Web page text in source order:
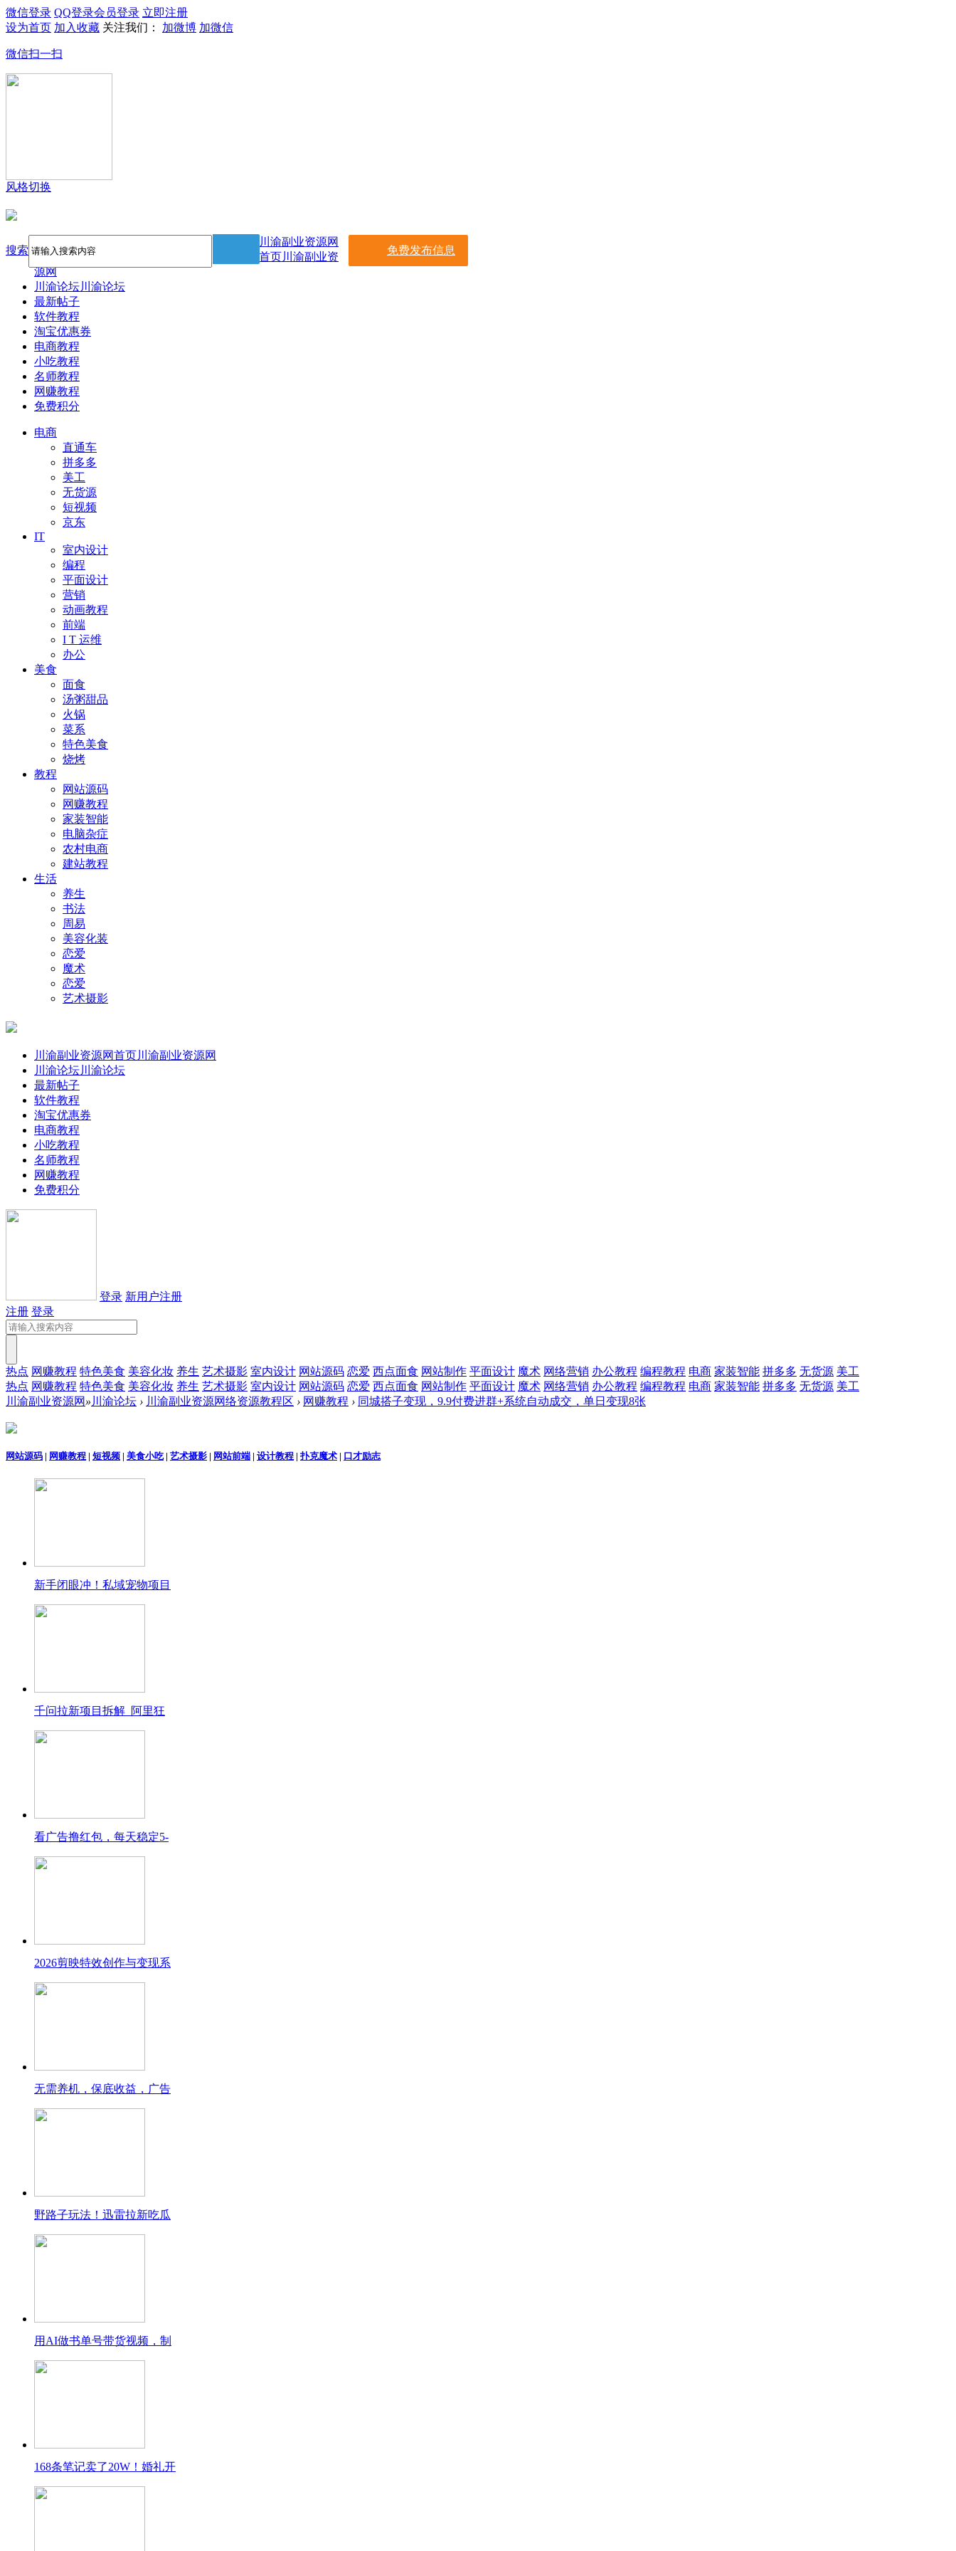
微信登录 QQ登录会员登录 立即注册
设为首页 加入收藏 关注我们： 加微博 加微信
微信扫一扫
风格切换
搜索 免费发布信息
川渝副业资源网
首页川渝副业资
源网
川渝论坛川渝论坛
最新帖子
软件教程
淘宝优惠券
电商教程
小吃教程
名师教程
网赚教程
免费积分
电商
直通车
拼多多
美工
无货源
短视频
京东
IT
室内设计
编程
平面设计
营销
动画教程
前端
I T 运维
办公
美食
面食
汤粥甜品
火锅
菜系
特色美食
烧烤
教程
网站源码
网赚教程
家装智能
电脑杂症
农村电商
建站教程
生活
养生
书法
周易
美容化装
恋爱
魔术
恋爱
艺术摄影
川渝副业资源网首页川渝副业资源网
川渝论坛川渝论坛
最新帖子
软件教程
淘宝优惠券
电商教程
小吃教程
名师教程
网赚教程
免费积分
登录 新用户注册
注册 登录
热点 网赚教程 特色美食 美容化妆 养生 艺术摄影 室内设计 网站源码 恋爱 西点面食 网站制作 平面设计 魔术 网络营销 办公教程 编程教程 电商 家装智能 拼多多 无货源 美工
热点 网赚教程 特色美食 美容化妆 养生 艺术摄影 室内设计 网站源码 恋爱 西点面食 网站制作 平面设计 魔术 网络营销 办公教程 编程教程 电商 家装智能 拼多多 无货源 美工
川渝副业资源网 » 川渝论坛 › 川渝副业资源网络资源教程区 › 网赚教程 › 同城搭子变现，9.9付费进群+系统自动成交，单日变现8张
网站源码 | 网赚教程 | 短视频 | 美食小吃| 艺术摄影 | 网站前端 | 设计教程 | 扑克魔术 | 口才励志
新手闭眼冲！私域宠物项目
千问拉新项目拆解_阿里狂
看广告撸红包，每天稳定5-
2026剪映特效创作与变现系
无需养机，保底收益，广告
野路子玩法！迅雷拉新吃瓜
用AI做书单号带货视频，制
168条笔记卖了20W！婚礼开